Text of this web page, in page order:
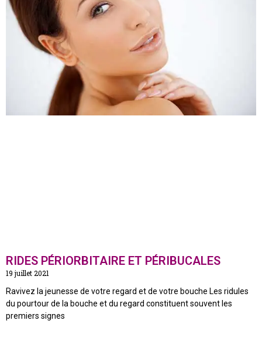
RIDES PÉRIORBITAIRE ET PÉRIBUCALES
19 juillet 2021
Ravivez la jeunesse de votre regard et de votre bouche Les ridules
du pourtour de la bouche et du regard constituent souvent les
premiers signes